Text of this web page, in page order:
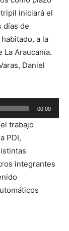
iniciará el
días de
a la
La Araucanía.
Daniel
00:00
trabajo
PDI,
integrantes